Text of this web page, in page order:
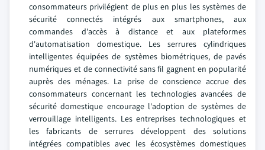
consommateurs privilégient de plus en plus les systèmes de
sécurité connectés intégrés aux smartphones, aux
commandes d'accès à distance et aux plateformes
d'automatisation domestique. Les serrures cylindriques
intelligentes équipées de systèmes biométriques, de pavés
numériques et de connectivité sans fil gagnent en popularité
auprès des ménages. La prise de conscience accrue des
consommateurs concernant les technologies avancées de
sécurité domestique encourage l'adoption de systèmes de
verrouillage intelligents. Les entreprises technologiques et
les fabricants de serrures développent des solutions
intégrées compatibles avec les écosystèmes domestiques